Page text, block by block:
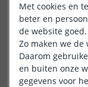
Met cookies en
beter en
de website
Zo maken we
Daarom
en buiten onze
gegevens voor